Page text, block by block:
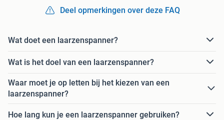
Deel opmerkingen over deze FAQ
Wat doet een laarzenspanner?
Wat is het doel van een laarzenspanner?
Waar moet je op letten bij het kiezen van een
laarzenspanner?
Hoe lang kun je een laarzenspanner gebruiken?